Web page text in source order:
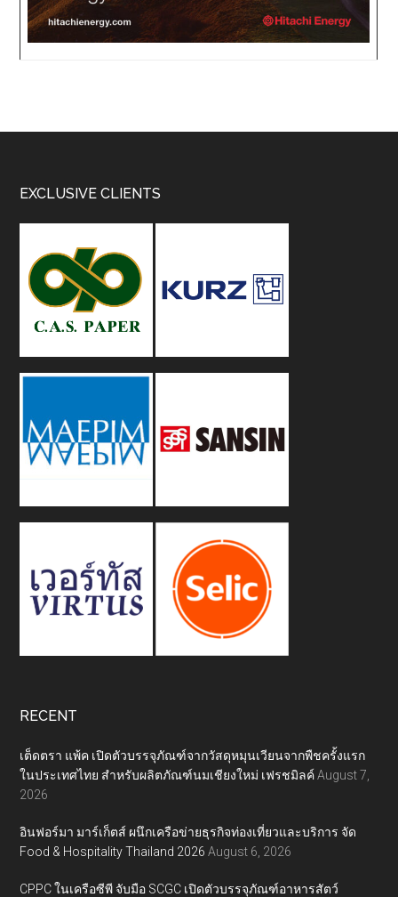
Footer
EXCLUSIVE CLIENTS
RECENT
เต็ดตรา แพ้ค เปิดตัวบรรจุภัณฑ์จากวัสดุหมุนเวียนจากพืชครั้งแรก
ในประเทศไทย สำหรับผลิตภัณฑ์นมเชียงใหม่ เฟรชมิลค์ August 7,
2026
อินฟอร์มา มาร์เก็ตส์ ผนึกเครือข่ายธุรกิจท่องเที่ยวและบริการ จัด
Food & Hospitality Thailand 2026 August 6, 2026
CPPC ในเครือซีพี จับมือ SCGC เปิดตัวบรรจุภัณฑ์อาหารสัตว์